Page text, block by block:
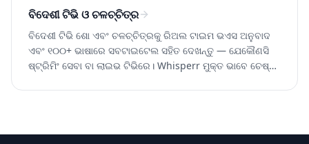
ବିଦେଶୀ ଟିଭି ଓ ଚଳଚ୍ଚିତ୍ର
ବିଦେଶୀ ଟିଭି ଶୋ ଏବଂ ଚଳଚ୍ଚିତ୍ରକୁ ରିଅଲ ଟାଇମ ଭଏସ ଅନୁବାଦ
ଏବଂ ୧୦୦+ ଭାଷାରେ ସବଟାଇଟେଲ ସହିତ ଦେଖନ୍ତୁ — ଯେକୌଣସି
ଷ୍ଟ୍ରିମିଂ ସେବା ବା ଲାଇଭ ଟିଭିରେ। Whisperr ମୁକ୍ତ ଭାବେ ଚେଷ୍ଟା